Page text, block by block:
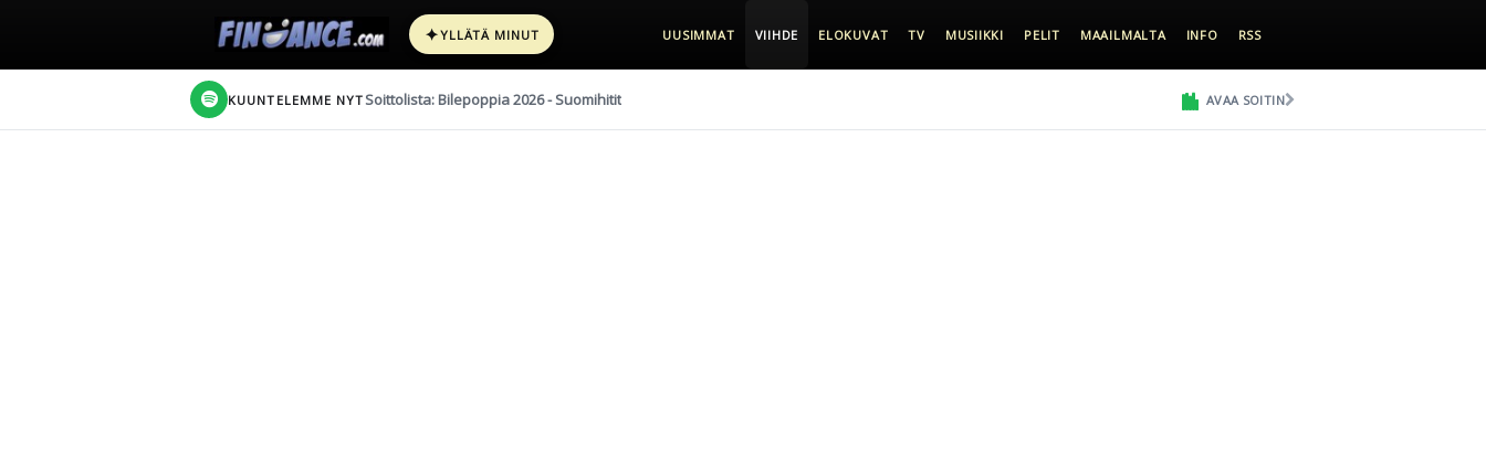
✦YLLÄTÄ MINUT UUSIMMAT VIIHDE ELOKUVAT TV MUSIIKKI PELIT MAAILMALTA INFO RSS
KUUNTELEMME NYT Soittolista: Bilepoppia 2026 - Suomihitit AVAA SOITIN